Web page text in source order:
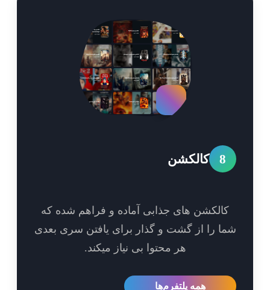
کالکشن
های جذابی آماده و فراهم شده که
را از گشت و گذار برای یافتن سری بعدی
هر محتوا بی نیاز میکند.
همه پلتفرم‌ها